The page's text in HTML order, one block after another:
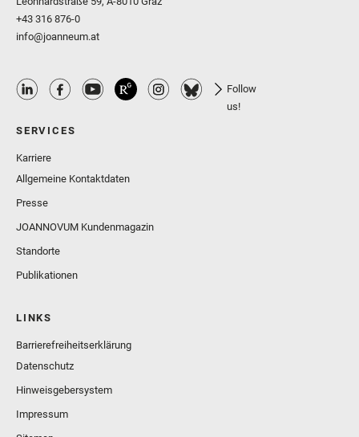
+43 316 876-0
info@joanneum.at
Follow
us!
SERVICES
Karriere
Allgemeine Kontaktdaten
Presse
JOANNOVUM Kundenmagazin
Standorte
Publikationen
LINKS
Barrierefreiheitserklärung
Datenschutz
Hinweisgebersystem
Impressum